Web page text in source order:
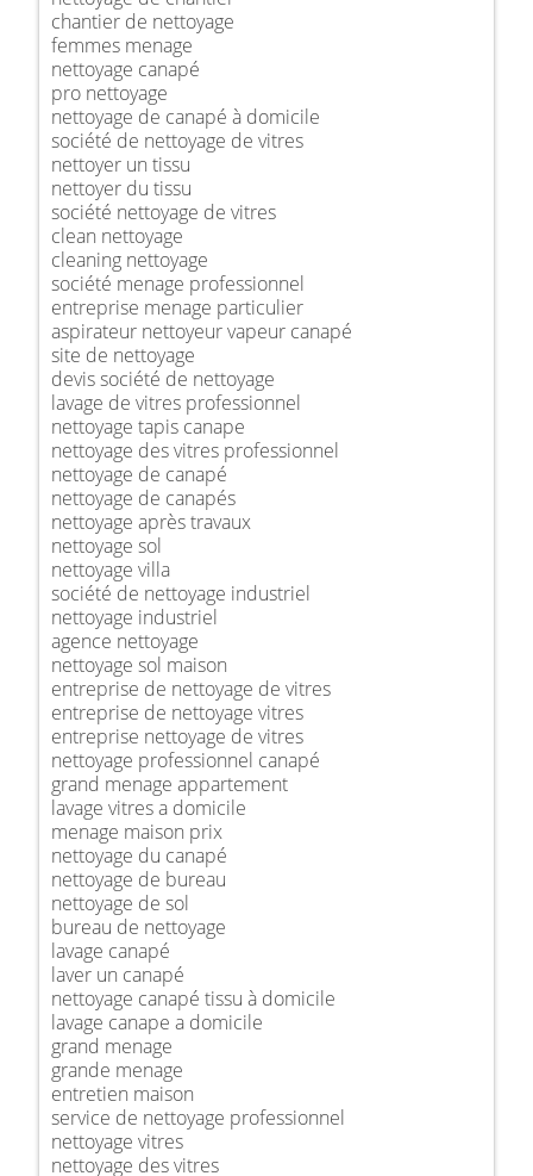
chantier de nettoyage
femmes menage
nettoyage canapé
pro nettoyage
nettoyage de canapé à domicile
société de nettoyage de vitres
nettoyer un tissu
nettoyer du tissu
société nettoyage de vitres
clean nettoyage
cleaning nettoyage
société menage professionnel
entreprise menage particulier
aspirateur nettoyeur vapeur canapé
site de nettoyage
devis société de nettoyage
lavage de vitres professionnel
nettoyage tapis canape
nettoyage des vitres professionnel
nettoyage de canapé
nettoyage de canapés
nettoyage après travaux
nettoyage sol
nettoyage villa
société de nettoyage industriel
nettoyage industriel
agence nettoyage
nettoyage sol maison
entreprise de nettoyage de vitres
entreprise de nettoyage vitres
entreprise nettoyage de vitres
nettoyage professionnel canapé
grand menage appartement
lavage vitres a domicile
menage maison prix
nettoyage du canapé
nettoyage de bureau
nettoyage de sol
bureau de nettoyage
lavage canapé
laver un canapé
nettoyage canapé tissu à domicile
lavage canape a domicile
grand menage
grande menage
entretien maison
service de nettoyage professionnel
nettoyage vitres
nettoyage des vitres